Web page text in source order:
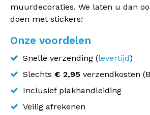
muurdecoraties. We laten u dan
doen met stickers!
Onze voordelen
Snelle verzending (levertijd)
Slechts € 2,95 verzendkosten (
Inclusief plakhandleiding
Veilig afrekenen